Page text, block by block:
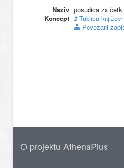
Naziv posudica za
Koncept
Tablica
Povezani
O projektu AthenaPlus